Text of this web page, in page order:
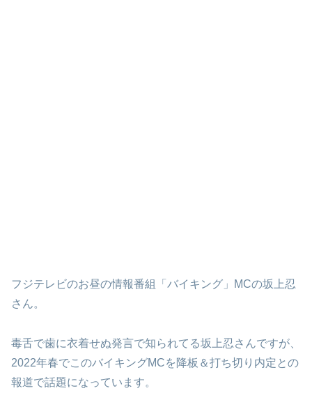
フジテレビのお昼の情報番組「バイキング」MCの坂上忍
さん。
毒舌で歯に衣着せぬ発言で知られてる坂上忍さんですが、
2022年春でこのバイキングMCを降板＆打ち切り内定との
報道で話題になっています。